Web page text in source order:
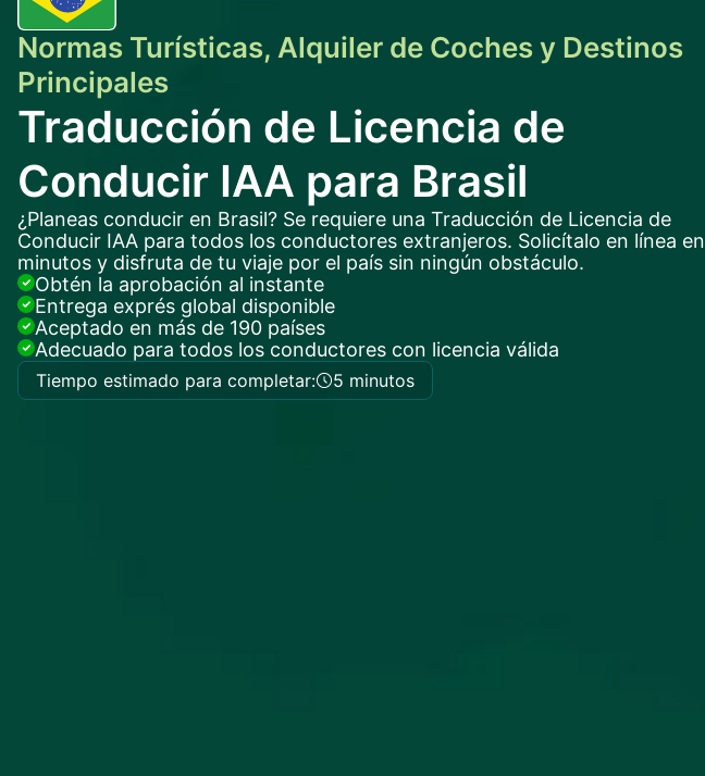
Normas Turísticas, Alquiler de Coches y Destinos
Principales
Traducción de Licencia de
Conducir IAA para Brasil
¿Planeas conducir en Brasil? Se requiere una Traducción de Licencia de
Conducir IAA para todos los conductores extranjeros. Solicítalo en línea en
minutos y disfruta de tu viaje por el país sin ningún obstáculo.
Obtén la aprobación al instante
Entrega exprés global disponible
Aceptado en más de 190 países
Adecuado para todos los conductores con licencia válida
Tiempo estimado para completar: 5 minutos